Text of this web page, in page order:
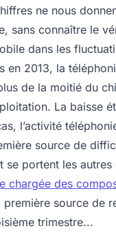
ne nous
sans connaître le
dans les
en 2013, la
de la moitié du
La baisse
l’activité
source de
se portent les autres
chargée des
source de
trimestre...